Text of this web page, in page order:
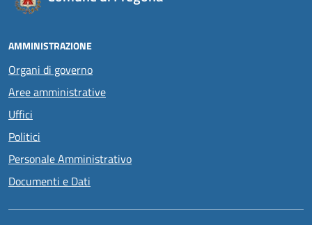
AMMINISTRAZIONE
Organi di governo
Aree amministrative
Uffici
Politici
Personale Amministrativo
Documenti e Dati